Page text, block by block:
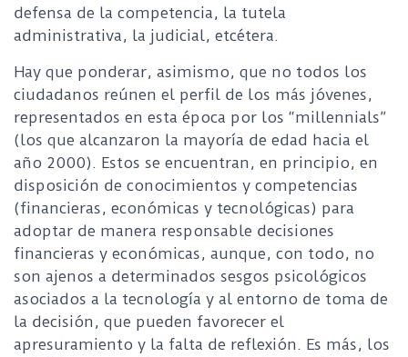
defensa de la competencia, la tutela
administrativa, la judicial, etcétera.
Hay que ponderar, asimismo, que no todos los
ciudadanos reúnen el perfil de los más jóvenes,
representados en esta época por los “millennials”
(los que alcanzaron la mayoría de edad hacia el
año 2000). Estos se encuentran, en principio, en
disposición de conocimientos y competencias
(financieras, económicas y tecnológicas) para
adoptar de manera responsable decisiones
financieras y económicas, aunque, con todo, no
son ajenos a determinados sesgos psicológicos
asociados a la tecnología y al entorno de toma de
la decisión, que pueden favorecer el
apresuramiento y la falta de reflexión. Es más, los